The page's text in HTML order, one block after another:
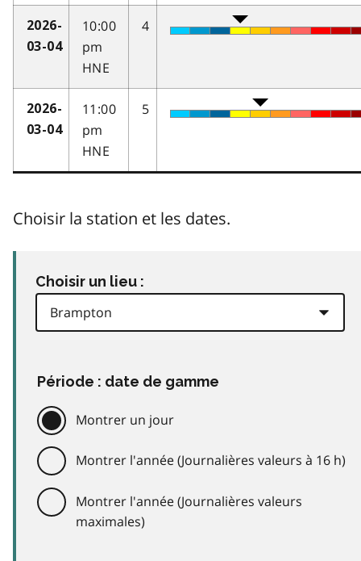
2026-
03-04
10:00
pm
HNE
4
2026-
03-04
11:00
pm
HNE
5
Choisir la station et les dates.
Choisir un lieu :
Période : date de gamme
Montrer un jour
Montrer l'année (Journalières valeurs à 16 h)
Montrer l'année (Journalières valeurs
maximales)